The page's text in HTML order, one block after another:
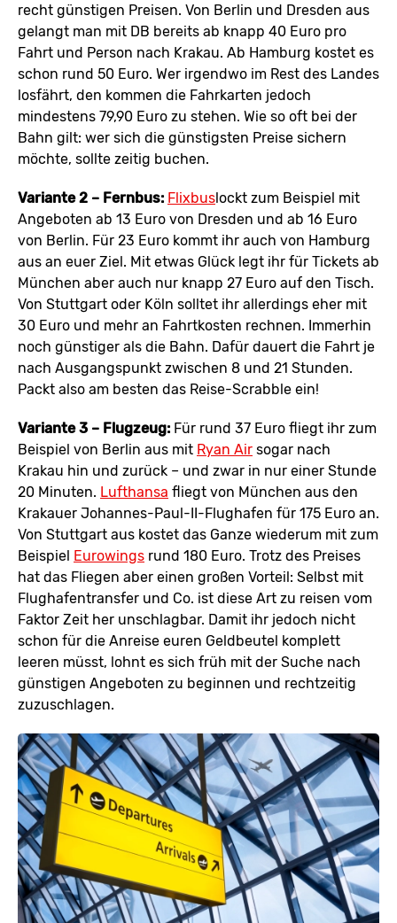
recht günstigen Preisen. Von Berlin und Dresden aus
gelangt man mit DB bereits ab knapp 40 Euro pro
Fahrt und Person nach Krakau. Ab Hamburg kostet es
schon rund 50 Euro. Wer irgendwo im Rest des Landes
losfährt, den kommen die Fahrkarten jedoch
mindestens 79,90 Euro zu stehen. Wie so oft bei der
Bahn gilt: wer sich die günstigsten Preise sichern
möchte, sollte zeitig buchen.
Variante 2 – Fernbus: Flixbuslockt zum Beispiel mit
Angeboten ab 13 Euro von Dresden und ab 16 Euro
von Berlin. Für 23 Euro kommt ihr auch von Hamburg
aus an euer Ziel. Mit etwas Glück legt ihr für Tickets ab
München aber auch nur knapp 27 Euro auf den Tisch.
Von Stuttgart oder Köln solltet ihr allerdings eher mit
30 Euro und mehr an Fahrtkosten rechnen. Immerhin
noch günstiger als die Bahn. Dafür dauert die Fahrt je
nach Ausgangspunkt zwischen 8 und 21 Stunden.
Packt also am besten das Reise-Scrabble ein!
Variante 3 – Flugzeug: Für rund 37 Euro fliegt ihr zum
Beispiel von Berlin aus mit Ryan Air sogar nach
Krakau hin und zurück – und zwar in nur einer Stunde
20 Minuten. Lufthansa fliegt von München aus den
Krakauer Johannes-Paul-II-Flughafen für 175 Euro an.
Von Stuttgart aus kostet das Ganze wiederum mit zum
Beispiel Eurowings rund 180 Euro. Trotz des Preises
hat das Fliegen aber einen großen Vorteil: Selbst mit
Flughafentransfer und Co. ist diese Art zu reisen vom
Faktor Zeit her unschlagbar. Damit ihr jedoch nicht
schon für die Anreise euren Geldbeutel komplett
leeren müsst, lohnt es sich früh mit der Suche nach
günstigen Angeboten zu beginnen und rechtzeitig
zuzuschlagen.